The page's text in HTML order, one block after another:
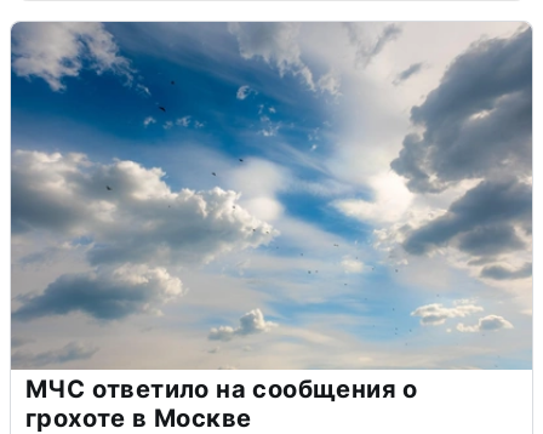
МЧС ответило на сообщения о
грохоте в Москве